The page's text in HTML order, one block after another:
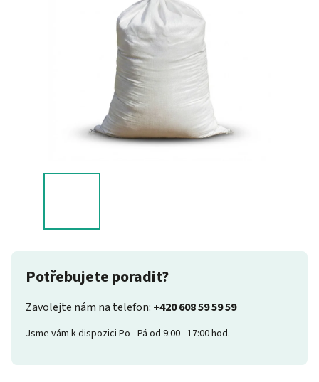
Potřebujete poradit?
Zavolejte nám na telefon: +420 608 59 59 59
Jsme vám k dispozici Po - Pá od 9:00 - 17:00 hod.